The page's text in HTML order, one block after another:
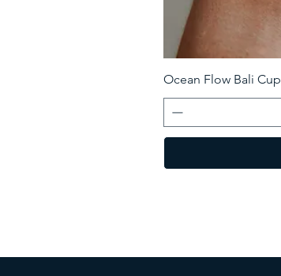
Ocean Flow Bali Cup